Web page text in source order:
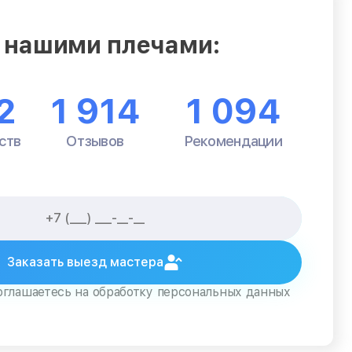
нашими плечами:
1 914
Отзывов
1 094
Рекомендации
Заказать выезд мастера
на обработку персональных данных